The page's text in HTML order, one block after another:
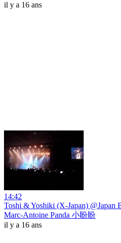
il y a 16 ans
14:42
Toshi & Yoshiki (X-Japan) @Japan
Marc-Antoine Panda 小盼盼
il y a 16 ans